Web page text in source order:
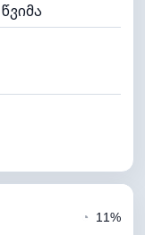
◔ 11%